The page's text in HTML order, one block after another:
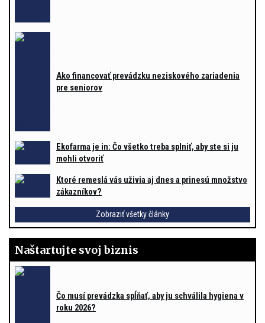
Ako financovať prevádzku neziskového zariadenia
pre seniorov
Ekofarma je in: Čo všetko treba splniť, aby ste si ju
mohli otvoriť
Ktoré remeslá vás uživia aj dnes a prinesú množstvo
zákazníkov?
Zobraziť všetky články
Naštartujte svoj biznis
Čo musí prevádzka spĺňať, aby ju schválila hygiena v
roku 2026?